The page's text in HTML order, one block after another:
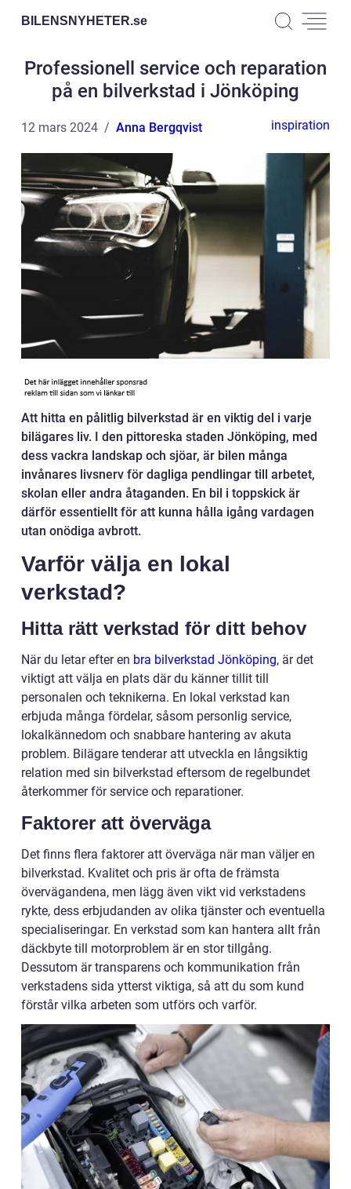
BILENSNYHETER.se
Professionell service och reparation
på en bilverkstad i Jönköping
12 mars 2024 Anna Bergqvist inspiration
Att hitta en pålitlig bilverkstad är en viktig del i varje
bilägares liv. I den pittoreska staden Jönköping, med
dess vackra landskap och sjöar, är bilen många
invånares livsnerv för dagliga pendlingar till arbetet,
skolan eller andra åtaganden. En bil i toppskick är
därför essentiellt för att kunna hålla igång vardagen
utan onödiga avbrott.
Varför välja en lokal
verkstad?
Hitta rätt verkstad för ditt behov
När du letar efter en bra bilverkstad Jönköping, är det
viktigt att välja en plats där du känner tillit till
personalen och teknikerna. En lokal verkstad kan
erbjuda många fördelar, såsom personlig service,
lokalkännedom och snabbare hantering av akuta
problem. Bilägare tenderar att utveckla en långsiktig
relation med sin bilverkstad eftersom de regelbundet
återkommer för service och reparationer.
Faktorer att överväga
Det finns flera faktorer att överväga när man väljer en
bilverkstad. Kvalitet och pris är ofta de främsta
övervägandena, men lägg även vikt vid verkstadens
rykte, dess erbjudanden av olika tjänster och eventuella
specialiseringar. En verkstad som kan hantera allt från
däckbyte till motorproblem är en stor tillgång.
Dessutom är transparens och kommunikation från
verkstadens sida ytterst viktiga, så att du som kund
förstår vilka arbeten som utförs och varför.